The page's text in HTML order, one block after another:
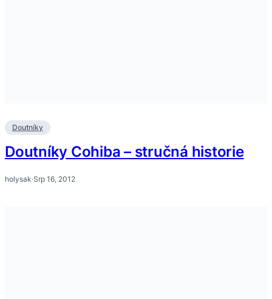
Doutníky
Doutníky Cohiba – stručná historie
holysak·Srp 16, 2012